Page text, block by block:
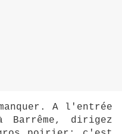
A l'entrée
Barrême, dirigez